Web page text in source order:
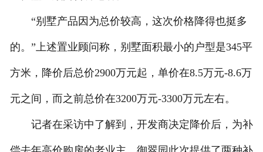
“别墅产品因为总价较高，这次价格降得也挺多
的。”上述置业顾问称，别墅面积最小的户型是345平
方米，降价后总价2900万元起，单价在8.5万元-8.6万
元之间，而之前总价在3200万元-3300万元左右。
记者在采访中了解到，开发商决定降价后，为补